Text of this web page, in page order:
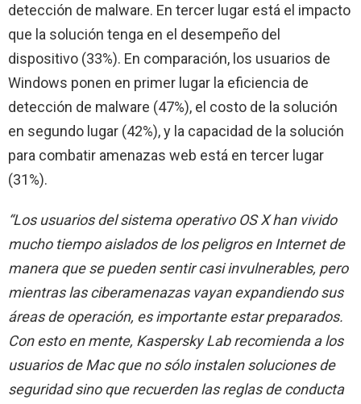
detección de malware. En tercer lugar está el impacto
que la solución tenga en el desempeño del
dispositivo (33%). En comparación, los usuarios de
Windows ponen en primer lugar la eficiencia de
detección de malware (47%), el costo de la solución
en segundo lugar (42%), y la capacidad de la solución
para combatir amenazas web está en tercer lugar
(31%).
“Los usuarios del sistema operativo OS X han vivido
mucho tiempo aislados de los peligros en Internet de
manera que se pueden sentir casi invulnerables, pero
mientras las ciberamenazas vayan expandiendo sus
áreas de operación, es importante estar preparados.
Con esto en mente, Kaspersky Lab recomienda a los
usuarios de Mac que no sólo instalen soluciones de
seguridad sino que recuerden las reglas de conducta